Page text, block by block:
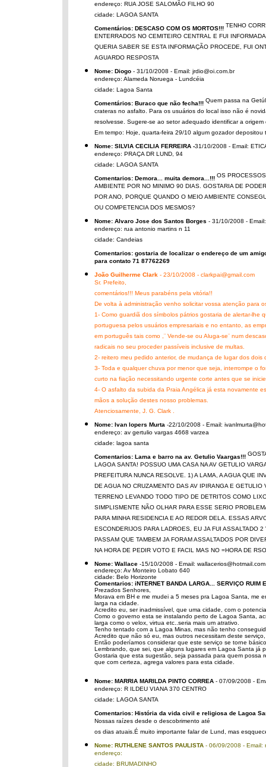
endereço: RUA JOSE SALOMÃO FILHO 90
cidade: LAGOA SANTA
Comentários: DESCASO COM OS MORTOS!!! TENHO
ENTERRADOS NO CEMITEIRO CENTRAL E FUI
QUERIA SABER SE ESTA INFORMAÇÃO PROCEDE, FUI
AGUARDO RESPOSTA
Nome: Diogo - 31/10/2008 - Email: jrdio@oi.com.br
endereço: Alameda Noruega - Lundcéia
cidade: Lagoa Santa
Comentários: Buraco que não fecha!!! Quem passa na
crateras no asfalto. Para os usuários do local isso não é
resolvesse. Sugere-se ao setor adequado identificar a
Em tempo: Hoje, quarta-feira 29/10 algum gozador
Nome: SILVIA CECILIA FERREIRA -31/10/2008 - Email:
endereço: PRAÇA DR LUND, 94
cidade: LAGOA SANTA
Comentarios: Demora... muita demora...!!! OS
AMBIENTE POR NO MINIMO 90 DIAS. GOSTARIA DE
POR ANO, PORQUE QUANDO O MEIO AMBIENTE
OU COMPETENCIA DOS MESMOS?
Nome: Alvaro Jose dos Santos Borges - 31/10/2008 -
endereço: rua antonio martins n 11
cidade: Candeias
Comentarios: gostaria de localizar o endereço de um
para contato 71 87762269
João Guilherme Clark - 23/10/2008 - clarkpai@gmail.com
Sr. Prefeito,
comentários!!! Meus parabéns pela vitória!!
De volta à administração venho solicitar vossa atenção para
1- Como guardiã dos símbolos pátrios gostaria de alertar-
portuguesa pelos usuários empresariais e no entanto, as
em português tais como ,¨ Vende-se ou Aluga-se¨ num
radicais no seu proceder passíveis inclusive de multas.
2- reitero meu pedido anterior, de mudança de lugar dos
3- Toda e qualquer chuva por menor que seja, interrompe o
curto na fiação necessitando urgente corte antes que se
4- O asfalto da subida da Praia Angélica já esta novamente
mãos a solução destes nosso problemas.
Atenciosamente, J. G. Clark .
Nome: Ivan lopers Murta -22/10/2008 - Email:
endereço: av gertulio vargas 4668 varzea
cidade: lagoa santa
Comentarios: Lama e barro na av. Getulio Vaargas!!!
LAGOA SANTA! POSSUO UMA CASA NA AV GETULIO
PREFEITURA NUNCA RESOLVE. 1) A LAMA, A AGUA QUE
DE AGUA NO CRUZAMENTO DAS AV IPIRANGA E GETULIO
TERRENO LEVANDO TODO TIPO DE DETRITOS COMO
SIMPLISMENTE NÃO OLHAR PARA ESSE SERIO
PARA MINHA RESIDENCIA E AO REDOR DELA. ESSAS
ESCONDERIJOS PARA LADROES, EU JA FUI ASSALTADO
PASSAM QUE TAMBEM JA FORAM ASSALTADOS POR
NA HORA DE PEDIR VOTO E FACIL MAS NO =HORA DE
Nome: Wallace -15/10/2008 - Email: wallacerios@hotmail.com
endereço: Av Monteiro Lobato 640
cidade: Belo Horizonte
Comentarios: iNTERNET BANDA LARGA... SERVIÇO RUIM
Prezados Senhores,
Morava em BH e me mudei a 5 meses pra Lagoa Santa, me
larga na cidade.
Acredito eu, ser inadmissível, que uma cidade, com o
Como o governo esta se instalando perto de Lagoa Santa,
larga como o velox, virtua etc..seria mais um atrativo.
Tenho tentado com a Lagoa Minas, mas não tenho
Acredito que não só eu, mas outros necessitam deste
Então poderíamos considerar que este serviço se torne
Lembrando, que sei, que alguns lugares em Lagoa Santa já
Gostaria que esta sugestão, seja passada para quem possa
que com certeza, agrega valores para esta cidade.
Nome: MARRIA MARILDA PINTO CORREA - 07/09/2008 -
endereço: R ILDEU VIANA 370 CENTRO
cidade: LAGOA SANTA
Comentarios: História da vida civil e religiosa de Lagoa
Nossas raízes desde o descobrimento até
os dias atuais.É muito importante falar de Lund, mas
Nome: RUTHLENE SANTOS PAULISTA - 06/09/2008 - Email:
endereço: